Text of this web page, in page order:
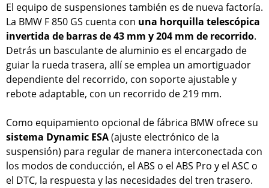
El equipo de suspensiones también es de nueva factoría.
La BMW F 850 GS cuenta con una horquilla telescópica
invertida de barras de 43 mm y 204 mm de recorrido.
Detrás un basculante de aluminio es el encargado de
guiar la rueda trasera, allí se emplea un amortiguador
dependiente del recorrido, con soporte ajustable y
rebote adaptable, con un recorrido de 219 mm.
Como equipamiento opcional de fábrica BMW ofrece su
sistema Dynamic ESA(ajuste electrónico de la
suspensión) para regular de manera interconectada con
los modos de conducción, el ABS o el ABS Pro y el ASC o
el DTC, la respuesta y las necesidades del tren trasero.